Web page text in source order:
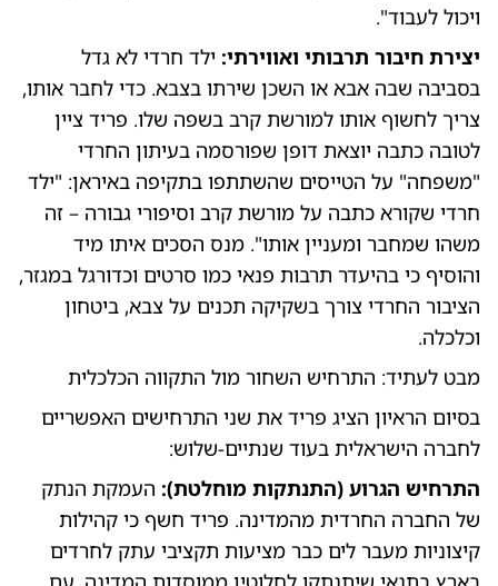
ויכול לעבוד".
יצירת חיבור תרבותי ואווירתי: ילד חרדי לא גדל
בסביבה שבה אבא או השכן שירתו בצבא. כדי לחבר אותו,
צריך לחשוף אותו למורשת קרב בשפה שלו. פריד ציין
לטובה כתבה יוצאת דופן שפורסמה בעיתון החרדי
"משפחה" על הטייסים שהשתתפו בתקיפה באיראן: "ילד
חרדי שקורא כתבה על מורשת קרב וסיפורי גבורה – זה
משהו שמחבר ומעניין אותו". מנס הסכים איתו מיד
והוסיף כי בהיעדר תרבות פנאי כמו סרטים וכדורגל במגזר,
הציבור החרדי צורך בשקיקה תכנים על צבא, ביטחון
וכלכלה.
מבט לעתיד: התרחיש השחור מול התקווה הכלכלית
בסיום הראיון הציג פריד את שני התרחישים האפשריים
לחברה הישראלית בעוד שנתיים-שלוש:
התרחיש הגרוע (התנתקות מוחלטת): העמקת הנתק
של החברה החרדית מהמדינה. פריד חשף כי קהילות
קיצוניות מעבר לים כבר מציעות תקציבי עתק לחרדים